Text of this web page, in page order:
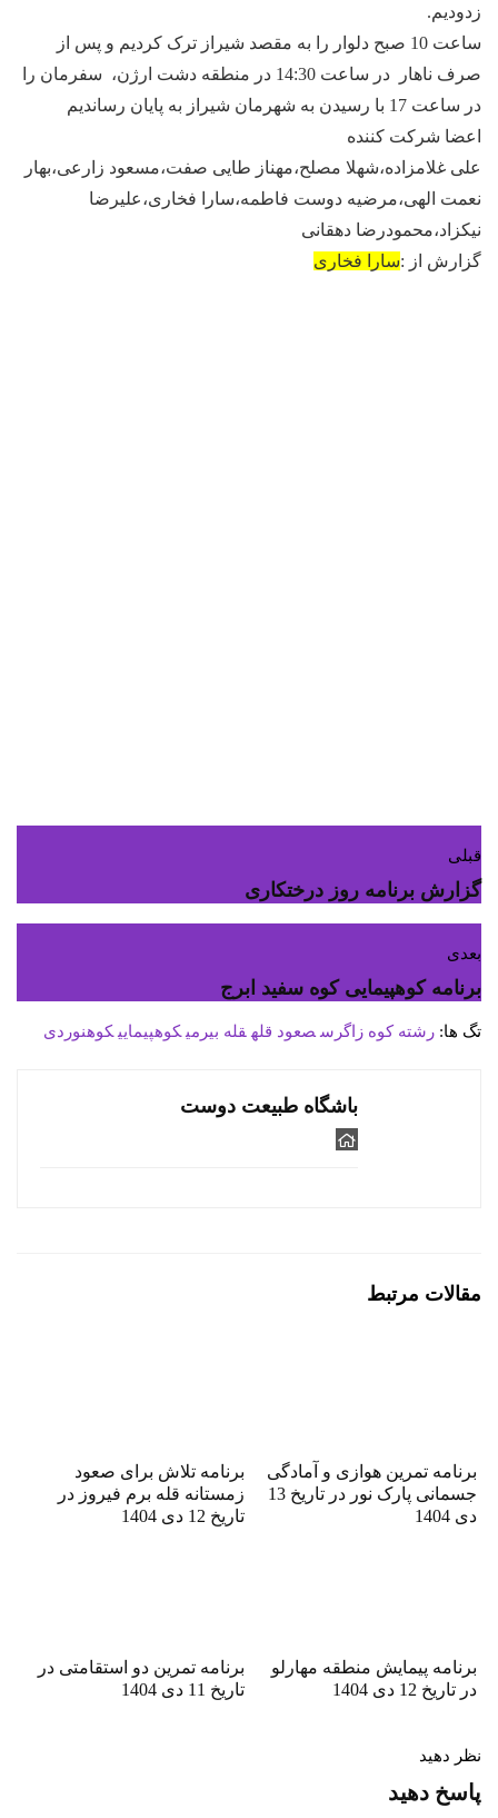
زدودیم.
ساعت 10 صبح دلوار را به مقصد شیراز ترک کردیم و پس از
صرف ناهار در ساعت 14:30 در منطقه دشت ارژن، سفرمان را
در ساعت 17 با رسیدن به شهرمان شیراز به پایان رساندیم
اعضا شرکت کننده
علی غلامزاده،شهلا مصلح،مهناز طایی صفت،مسعود زارعی،بهار
نعمت الهی،مرضیه دوست فاطمه،سارا فخاری،علیرضا
نیکزاد،محمودرضا دهقانی
گزارش از :سارا فخاری
قبلی
گزارش برنامه روز درختکاری
بعدی
برنامه کوهپیمایی کوه سفید ابرج
تگ ها: رشته کوه زاگرس صعود قله قله بیرمی کوهپیمایی کوهنوردی
باشگاه طبیعت دوست
مقالات مرتبط
برنامه تمرین هوازی و آمادگی
جسمانی پارک نور در تاریخ 13
دی 1404
برنامه تلاش برای صعود
زمستانه قله برم فیروز در
تاریخ 12 دی 1404
برنامه پیمایش منطقه مهارلو
در تاریخ 12 دی 1404
برنامه تمرین دو استقامتی در
تاریخ 11 دی 1404
نظر دهید
پاسخ دهید